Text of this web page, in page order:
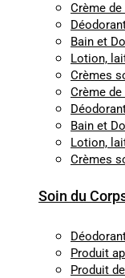
Crème
Bain et
Lotion,
Crèmes
Crème
Bain et
Lotion,
Crèmes
Soin du
Produit
Produit